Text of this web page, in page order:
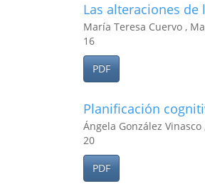
Las alteraciones
María Teresa Cuervo ,
16
PDF
Planificación
Ángela González
20
PDF